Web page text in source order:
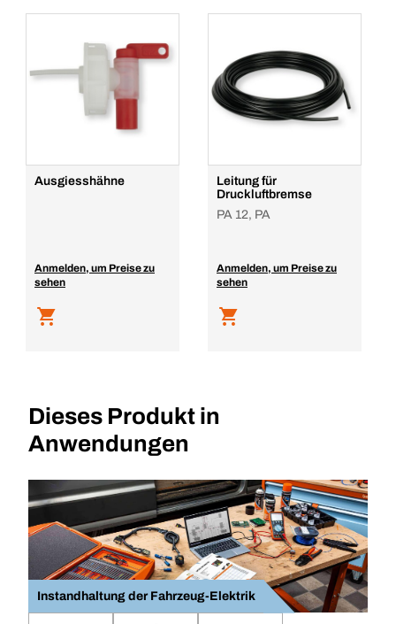
Ausgiesshähne
Anmelden, um Preise zu
sehen
Leitung für
Druckluftbremse
PA 12, PA
Anmelden, um Preise zu
sehen
Dieses Produkt in
Anwendungen
Instandhaltung der Fahrzeug-Elektrik